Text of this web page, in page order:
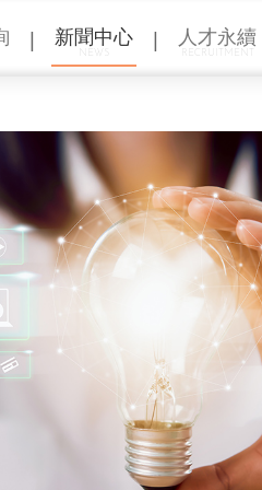
| 新聞中心
NEWS
| 人才永續
RECRUITMENT